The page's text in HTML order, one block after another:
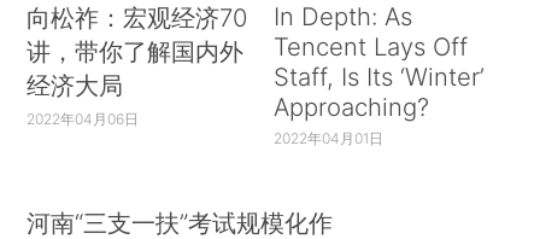
向松祚：宏观经济70
讲，带你了解国内外
经济大局
2022年04月06日
In Depth: As
Tencent Lays Off
Staff, Is Its ‘Winter’
Approaching?
2022年04月01日
河南“三支一扶”考试规模化作